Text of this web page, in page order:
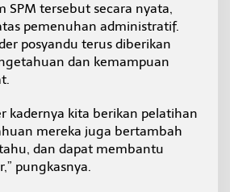
r
a
SPM tersebut secara nyata,
pemenuhan administratif.
posyandu terus diberikan
dan kemampuan
kadernya kita berikan pelatihan
mereka juga bertambah
dan dapat membantu
pungkasnya.